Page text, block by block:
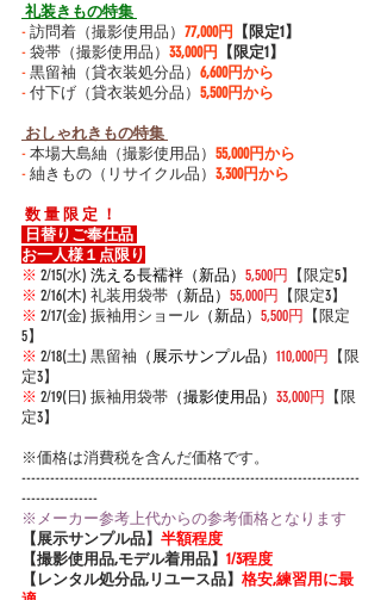
礼装きもの特集
- 訪問着（撮影使用品） 77,000円 【限定1】
- 袋帯（撮影使用品） 33,000円 【限定1】
- 黒留袖（貸衣装処分品） 6,600円から
- 付下げ（貸衣装処分品） 5,500円から
おしゃれきもの特集
- 本場大島紬（撮影使用品） 55,000円から
- 紬きもの（リサイクル品） 3,300円から
数 量 限 定 ！
日替りご奉仕品
お一人様１点限り
※ 2/15(水) 洗える長襦袢（新品） 5,500円 【限定5】
※ 2/16(木) 礼装用袋帯 （新品） 55,000円 【限定3】
※ 2/17(金) 振袖用ショール （新品） 5,500円 【限定
5】
※ 2/18(土) 黒留袖 （展示サンプル品） 110,000円 【限
定3】
※ 2/19(日) 振袖用袋帯 （撮影使用品） 33,000円 【限
定3】
※価格は消費税を含んだ価格です。
-----------------------------------------------------------------------
----------------
※メーカー参考上代からの参考価格となります
【展示サンプル品】 半額程度
【撮影使用品,モデル着用品】 1/3程度
【レンタル処分品,リユース品】 格安,練習用に最